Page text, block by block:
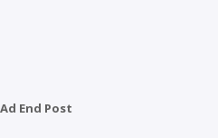
Ad End Post